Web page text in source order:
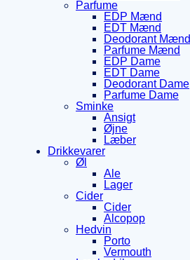
Parfume
EDP Mænd
EDT Mænd
Deodorant Mænd
Parfume Mænd
EDP Dame
EDT Dame
Deodorant Dame
Parfume Dame
Sminke
Ansigt
Øjne
Læber
Drikkevarer
Øl
Ale
Lager
Cider
Cider
Alcopop
Hedvin
Porto
Vermouth